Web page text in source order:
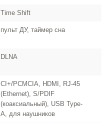
Time Shift
пульт ДУ, таймер сна
DLNA
CI+/PCMCIA, HDMI, RJ-45
(Ethernet), S/PDIF
(коаксиальный), USB Type-
A, для наушников